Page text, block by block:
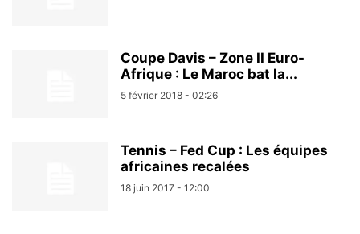
Coupe Davis – Zone II Euro-
Afrique : Le Maroc bat la...
5 février 2018 - 02:26
Tennis – Fed Cup : Les équipes
africaines recalées
18 juin 2017 - 12:00